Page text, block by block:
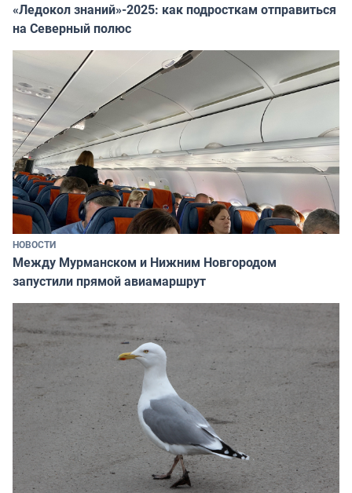
«Ледокол знаний»-2025: как подросткам отправиться
на Северный полюс
НОВОСТИ
Между Мурманском и Нижним Новгородом
запустили прямой авиамаршрут